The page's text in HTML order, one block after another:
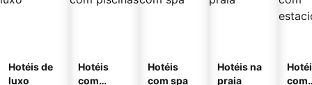
Hotéis de
luxo
Hotéis
com
Hotéis
com spa
Hotéis na
praia
com